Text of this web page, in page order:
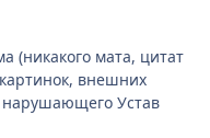
(никакого мата, цитат
внешних
нарушающего Устав